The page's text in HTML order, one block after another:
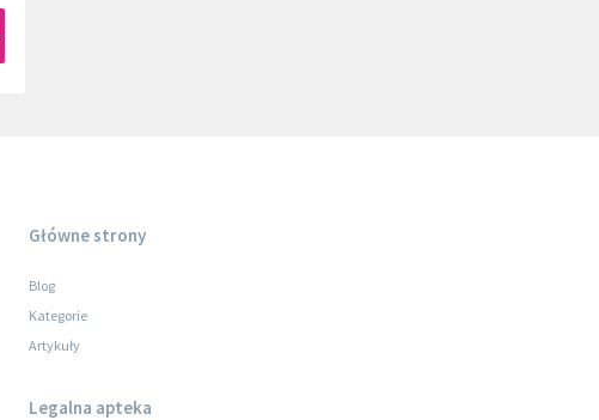
Główne strony
Blog
Kategorie
Artykuły
Legalna apteka